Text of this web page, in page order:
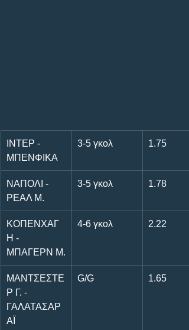
ΙΝΤΕΡ -
ΜΠΕΝΦΙΚΑ
3-5 γκολ 1.75
ΝΑΠΟΛΙ -
ΡΕΑΛ Μ.
3-5 γκολ 1.78
ΚΟΠΕΝΧΑΓ
Η -
ΜΠΑΓΕΡΝ Μ.
4-6 γκολ 2.22
ΜΑΝΤΣΕΣΤΕ
Ρ Γ. -
ΓΑΛΑΤΑΣΑΡ
ΑΪ
G/G 1.65